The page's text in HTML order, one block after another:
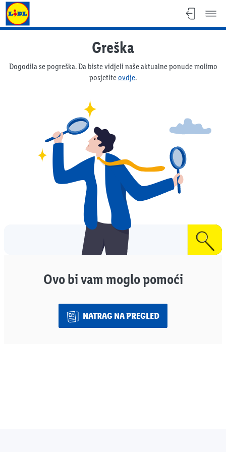
Lidl katalog
Greška
Dogodila se pogreška. Da biste vidjeli naše aktualne ponude molimo
posjetiteovdje.
Ovo bi vam moglo pomoći
NATRAG NA PREGLED